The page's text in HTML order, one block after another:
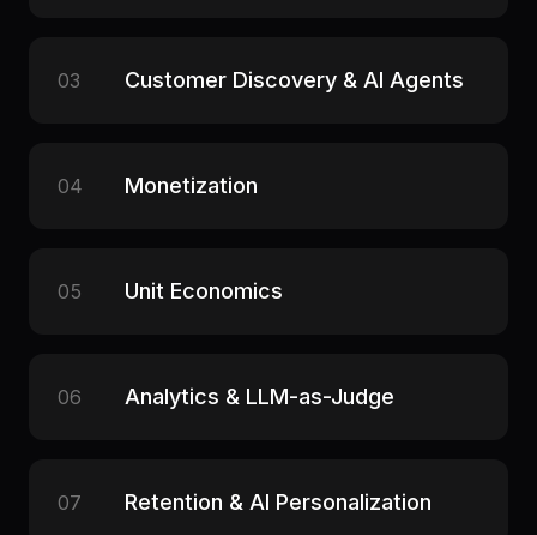
03 Customer Discovery & AI Agents
04 Monetization
05 Unit Economics
06 Analytics & LLM-as-Judge
07 Retention & AI Personalization